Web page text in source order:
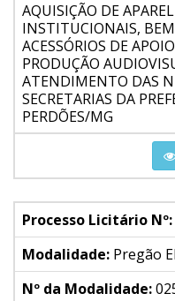
AQUISIÇÃO DE
INSTITUCIONAIS,
ACESSÓRIOS DE
PRODUÇÃO
ATENDIMENTO DAS
SECRETARIAS DA
PERDÕES/MG
Processo Licitário Nº:
Modalidade: Pregão
Nº da Modalidade: